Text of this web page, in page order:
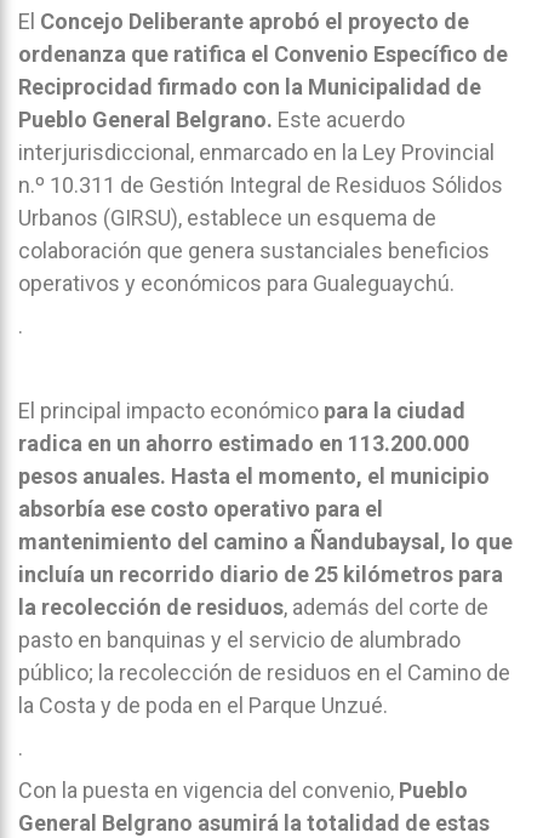
El Concejo Deliberante aprobó el proyecto de
ordenanza que ratifica el Convenio Específico de
Reciprocidad firmado con la Municipalidad de
Pueblo General Belgrano. Este acuerdo
interjurisdiccional, enmarcado en la Ley Provincial
n.º 10.311 de Gestión Integral de Residuos Sólidos
Urbanos (GIRSU), establece un esquema de
colaboración que genera sustanciales beneficios
operativos y económicos para Gualeguaychú.
.
El principal impacto económico para la ciudad
radica en un ahorro estimado en 113.200.000
pesos anuales. Hasta el momento, el municipio
absorbía ese costo operativo para el
mantenimiento del camino a Ñandubaysal, lo que
incluía un recorrido diario de 25 kilómetros para
la recolección de residuos, además del corte de
pasto en banquinas y el servicio de alumbrado
público; la recolección de residuos en el Camino de
la Costa y de poda en el Parque Unzué.
.
Con la puesta en vigencia del convenio, Pueblo
General Belgrano asumirá la totalidad de estas